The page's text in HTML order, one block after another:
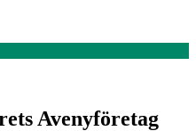
Avenyföretag